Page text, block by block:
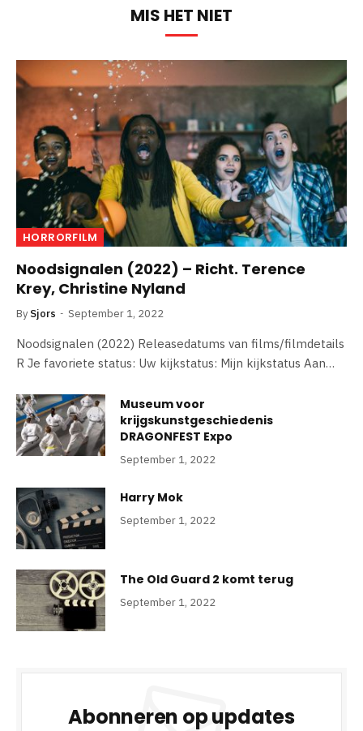
MIS HET NIET
HORRORFILM
Noodsignalen (2022) – Richt. Terence
Krey, Christine Nyland
By Sjors September 1, 2022
Noodsignalen (2022) Releasedatums van films/filmdetails
R Je favoriete status: Uw kijkstatus: Mijn kijkstatus Aan…
Museum voor
krijgskunstgeschiedenis
DRAGONFEST Expo
September 1, 2022
Harry Mok
September 1, 2022
The Old Guard 2 komt terug
September 1, 2022
Abonneren op updates